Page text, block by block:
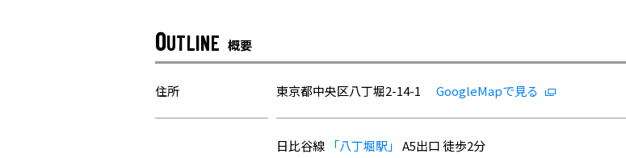
OUTLINE 概要
住所 東京都中央区八丁堀2-14-1 GoogleMapで見る
日比谷線 「八丁堀駅」 A5出口 徒歩2分